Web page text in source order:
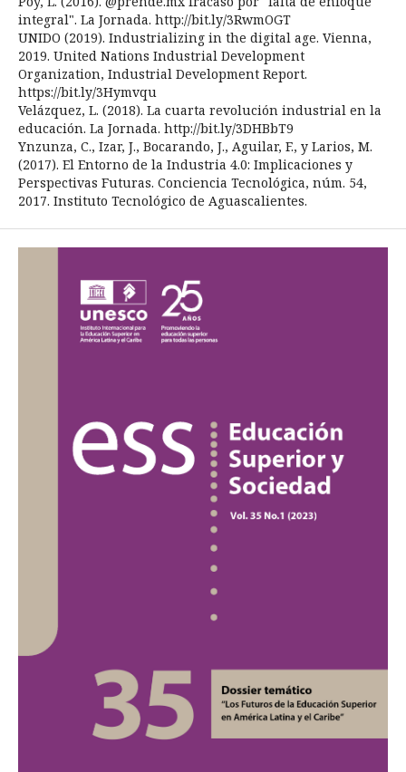
integral". La Jornada. http://bit.ly/3RwmOGT
UNIDO (2019). Industrializing in the digital age. Vienna,
2019. United Nations Industrial Development
Organization, Industrial Development Report.
https://bit.ly/3Hymvqu
Velázquez, L. (2018). La cuarta revolución industrial en la
educación. La Jornada. http://bit.ly/3DHBbT9
Ynzunza, C., Izar, J., Bocarando, J., Aguilar, F., y Larios, M.
(2017). El Entorno de la Industria 4.0: Implicaciones y
Perspectivas Futuras. Conciencia Tecnológica, núm. 54,
2017. Instituto Tecnológico de Aguascalientes.